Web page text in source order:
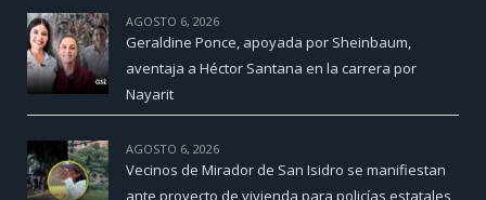
AGOSTO 6, 2026
Geraldine Ponce, apoyada por Sheinbaum,
aventaja a Héctor Santana en la carrera por
Nayarit
AGOSTO 6, 2026
Vecinos de Mirador de San Isidro se manifiestan
ante proyecto de vivienda para policías estatales